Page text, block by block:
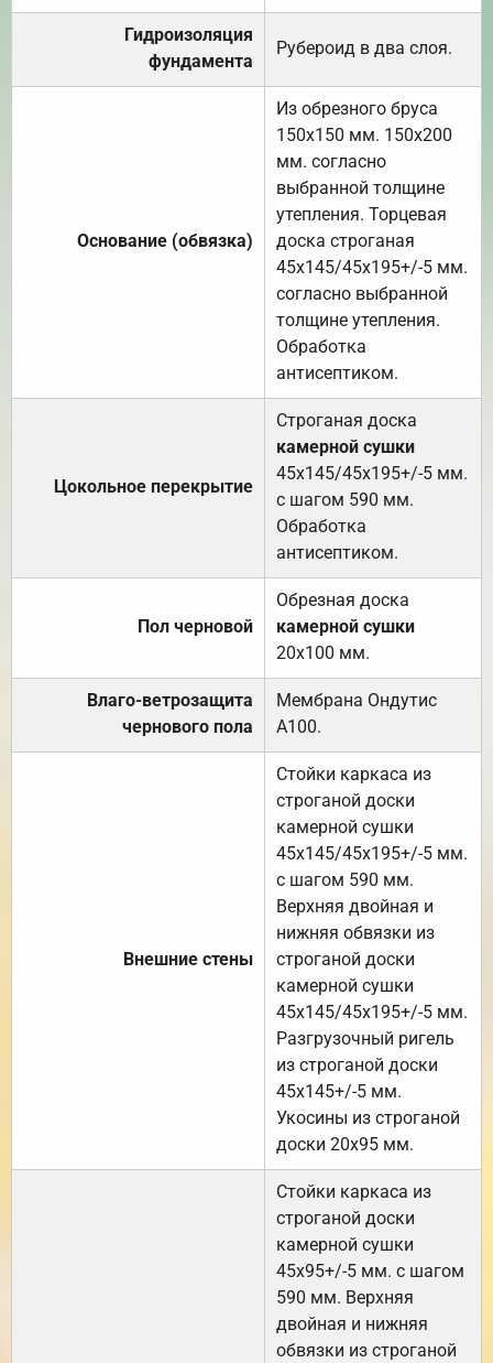
Гидроизоляция
фундамента
Рубероид в два слоя.
Основание (обвязка)
Из обрезного бруса
150х150 мм. 150х200
мм. согласно
выбранной толщине
утепления. Торцевая
доска строганая
45х145/45х195+/-5 мм.
согласно выбранной
толщине утепления.
Обработка
антисептиком.
Цокольное перекрытие
Строганая доска
камерной сушки
45х145/45х195+/-5 мм.
с шагом 590 мм.
Обработка
антисептиком.
Пол черновой
Обрезная доска
камерной сушки
20х100 мм.
Влаго-ветрозащита
чернового пола
Мембрана Ондутис
А100.
Внешние стены
Стойки каркаса из
строганой доски
камерной сушки
45х145/45х195+/-5 мм.
с шагом 590 мм.
Верхняя двойная и
нижняя обвязки из
строганой доски
камерной сушки
45х145/45х195+/-5 мм.
Разгрузочный ригель
из строганой доски
45х145+/-5 мм.
Укосины из строганой
доски 20х95 мм.
Стойки каркаса из
строганой доски
камерной сушки
45х95+/-5 мм. с шагом
590 мм. Верхняя
двойная и нижняя
обвязки из строганой